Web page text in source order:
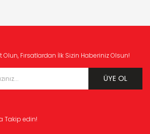
Olun, Fırsatlardan İlk Sizin Haberiniz Olsun!
ÜYE OL
Takip edin!